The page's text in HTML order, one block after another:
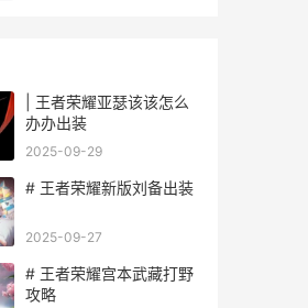
| 王者荣耀亚瑟该该怎么
办办出装
2025-09-29
# 王者荣耀新版刘备出装
2025-09-27
# 王者荣耀宫本武藏打野
攻略